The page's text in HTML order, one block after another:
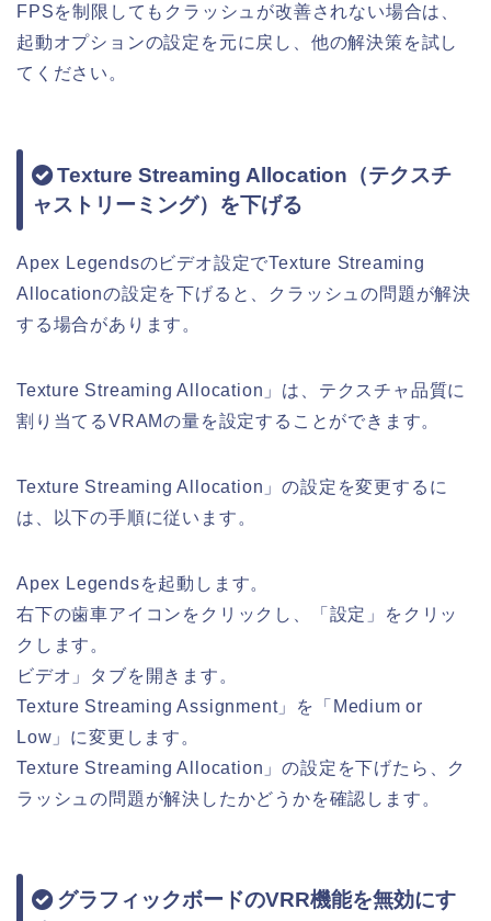
FPSを制限してもクラッシュが改善されない場合は、
起動オプションの設定を元に戻し、他の解決策を試し
てください。
Texture Streaming Allocation（テクスチ
ャストリーミング）を下げる
Apex Legendsのビデオ設定でTexture Streaming
Allocationの設定を下げると、クラッシュの問題が解決
する場合があります。
Texture Streaming Allocation」は、テクスチャ品質に
割り当てるVRAMの量を設定することができます。
Texture Streaming Allocation」の設定を変更するに
は、以下の手順に従います。
Apex Legendsを起動します。
右下の歯車アイコンをクリックし、「設定」をクリッ
クします。
ビデオ」タブを開きます。
Texture Streaming Assignment」を「Medium or
Low」に変更します。
Texture Streaming Allocation」の設定を下げたら、ク
ラッシュの問題が解決したかどうかを確認します。
グラフィックボードのVRR機能を無効にす